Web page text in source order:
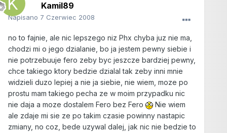
Kamil89
Napisano 7 Czerwiec 2008
no to fajnie, ale nic lepszego niz Phx chyba juz nie ma,
chodzi mi o jego dzialanie, bo ja jestem pewny siebie i
nie potrzebuuje fero zeby byc jeszcze bardziej pewny,
chce takiego ktory bedzie dzialal tak zeby inni mnie
widzieli duzo lepiej a nie ja siebie, nie wiem, moze po
prostu mam takiego pecha ze w moim przypadku nic
nie daja a moze dostalem Fero bez Fero
Nie wiem
ale zdaje mi sie ze po takim czasie powinny nastapic
zmiany, no coz, bede uzywal dalej, jak nic nie bedzie to